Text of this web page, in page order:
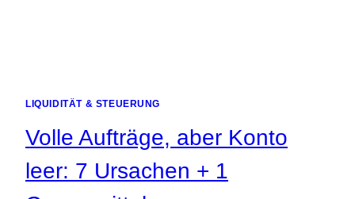
LIQUIDITÄT & STEUERUNG
Volle Aufträge, aber Konto
leer: 7 Ursachen + 1